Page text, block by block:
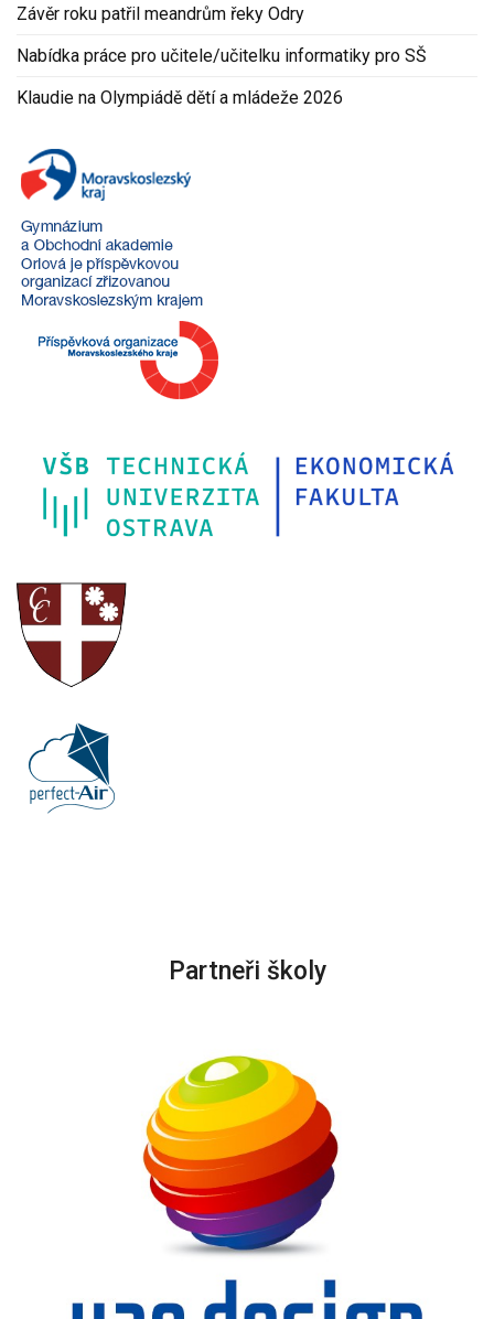
Závěr roku patřil meandrům řeky Odry
Nabídka práce pro učitele/učitelku informatiky pro SŠ
Klaudie na Olympiádě dětí a mládeže 2026
Partneři školy